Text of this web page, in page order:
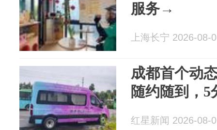
服务→
上海长宁 2026-08-
成都首个动
随约随到，5
红星新闻 2026-08-